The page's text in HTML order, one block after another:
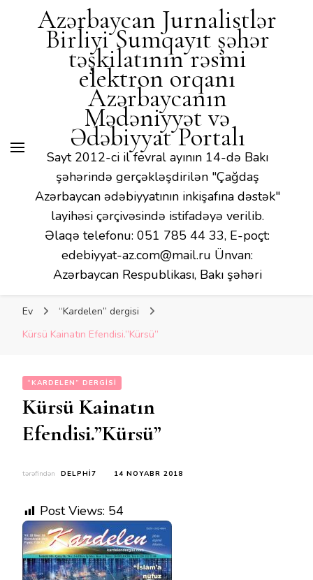
Mədəniyyət və Ədəbiyyat
Portalı
Azərbaycan Jurnalistlər
Birliyi Sumqayıt şəhər
təşkilatının rəsmi
elektron orqanı
Azərbaycanın
Mədəniyyət və
Ədəbiyyat Portalı
Sayt 2012-ci il fevral ayının 14-də Bakı
şəhərində gerçəkləşdirilən "Çağdaş
Azərbaycan ədəbiyyatının inkişafına dəstək"
layihəsi çərçivəsində istifadəyə verilib.
Əlaqə telefonu: 051 785 44 33, E-poçt:
edebiyyat-az.com@mail.ru Ünvan:
Azərbaycan Respublikası, Bakı şəhəri
Ev
“Kardelen” dergisi
Kürsü Kainatın Efendisi.”Kürsü”
“KARDELEN” DERGISI
Kürsü Kainatın
Efendisi.”Kürsü”
tərəfindən DELPHI7 14 NOYABR 2018
Post Views: 54